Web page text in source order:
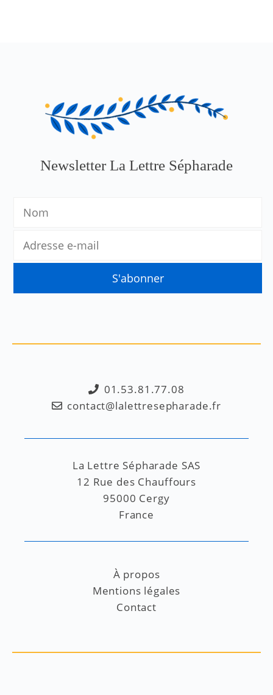
Newsletter La Lettre Sépharade
01.53.81.77.08
contact@lalettresepharade.fr
La Lettre Sépharade SAS
12 Rue des Chauffours
95000 Cergy
France
À propos
Mentions légales
Contact